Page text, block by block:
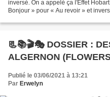
inversé. On a appelé ça l'Effet
Bonjour » pour « Au revoir » et
📃📚🎬🎭 DOSSIER :
ALGERNON
Publié le 03/06/2021 à 13:21
Par Erwelyn